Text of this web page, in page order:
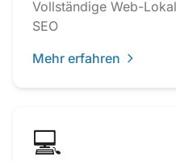
Vollständige Web-
SEO
Mehr erfahren
💻